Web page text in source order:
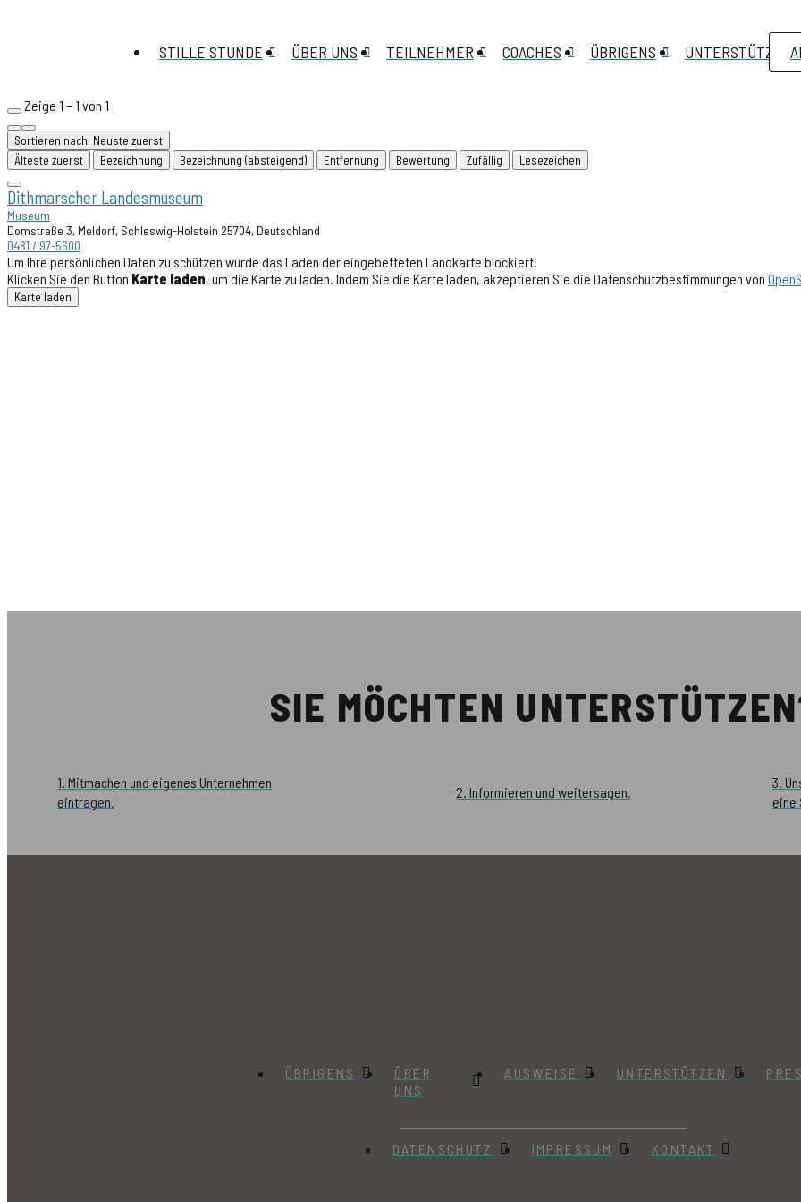
STILLE STUNDE ÜBER UNS TEILNEHMER COACHES ÜBRIGENS UNTERSTÜTZEN
Zeige 1 – 1 von 1
Sortieren nach: Neuste zuerst
Älteste zuerst
Bezeichnung Bezeichnung (absteigend) Entfernung Bewertung Zufällig Lesezeichen
Dithmarscher Landesmuseum
Museum
Domstraße 3, Meldorf, Schleswig-Holstein 25704, Deutschland
0481 / 97-5600
Um Ihre persönlichen Daten zu schützen wurde das Laden der eingebetteten Landkarte blockiert.
Klicken Sie den Button Karte laden, um die Karte zu laden. Indem Sie die Karte laden, akzeptieren Sie die Datenschutzbestimmungen von
Karte laden
SIE MÖCHTEN
1. Mitmachen und eigenes Unternehmen
eintragen.
2. Informieren und weitersagen.
3.
eine
ÜBRIGENS
ÜBER
UNS
AUSWEISE UNTERSTÜTZEN
DATENSCHUTZ IMPRESSUM KONTAKT